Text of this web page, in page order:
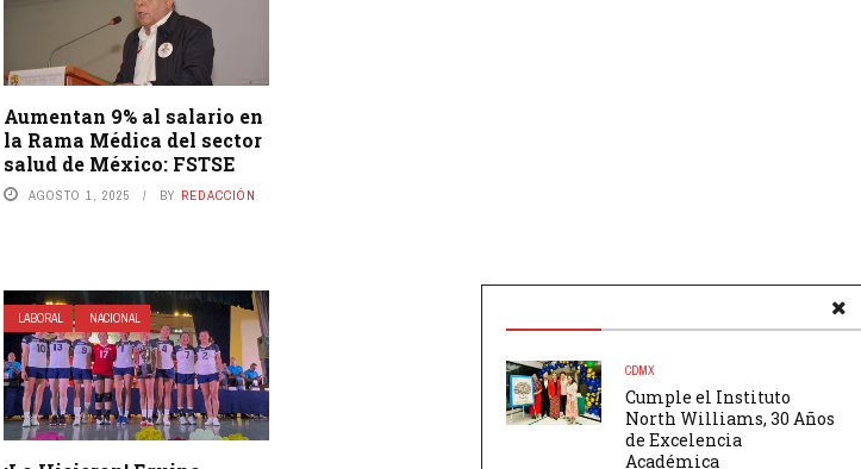
Aumentan 9% al salario en
la Rama Médica del sector
salud de México: FSTSE
AGOSTO 1, 2025 BY REDACCIÓN
LABORAL NACIONAL
CDMX
Cumple el Instituto
North Williams, 30 Años
de Excelencia
Académica